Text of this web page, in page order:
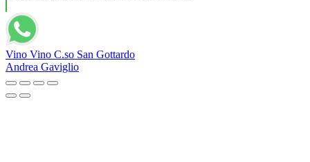
Vino Vino C.so San Gottardo
Andrea Gaviglio